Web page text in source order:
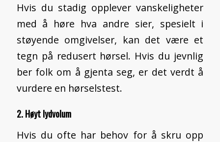
Hvis du stadig opplever vanskeligheter
med å høre hva andre sier, spesielt i
støyende omgivelser, kan det være et
tegn på redusert hørsel. Hvis du jevnlig
ber folk om å gjenta seg, er det verdt å
vurdere en hørselstest.
2. Høyt lydvolum
Hvis du ofte har behov for å skru opp